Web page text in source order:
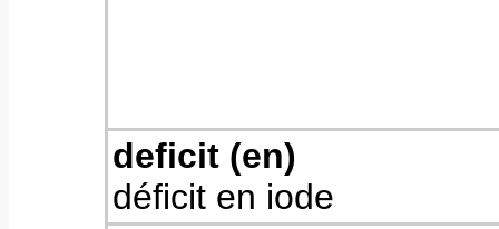
deficit (en)
déficit en iode